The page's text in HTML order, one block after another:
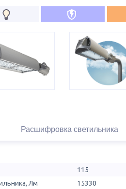
Расшифровка светильника
115
Лм
15330